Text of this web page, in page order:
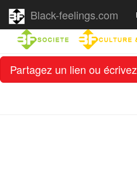
Partagez un lien ou
Black-feelings.com